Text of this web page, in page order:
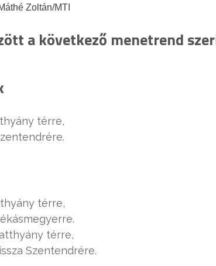
Zoltán/MTI
a következő menetrend
térre,
térre,
térre,
Szentendrére.